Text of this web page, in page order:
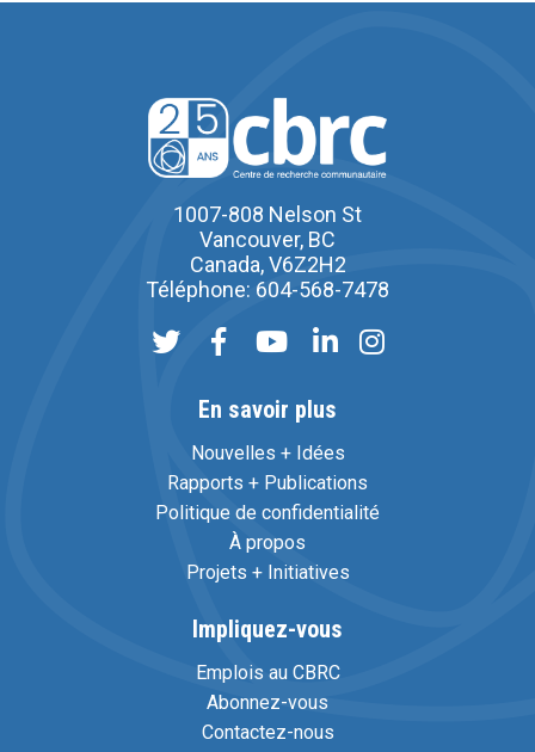
1007-808 Nelson St
Vancouver, BC
Canada, V6Z2H2
Téléphone: 604-568-7478
En savoir plus
Nouvelles + Idées
Rapports + Publications
Politique de confidentialité
À propos
Projets + Initiatives
Impliquez-vous
Emplois au CBRC
Abonnez-vous
Contactez-nous